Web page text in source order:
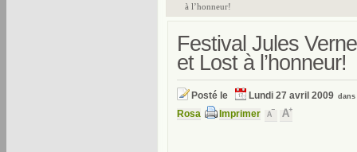
à l’honneur!
Festival Jules
et Lost à l’honneur!
Posté le Lundi 27 avril 2009 dans
Rosa Imprimer